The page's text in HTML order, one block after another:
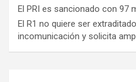
El PRI es sancionado con 97
El R1 no quiere ser
incomunicación y solicita